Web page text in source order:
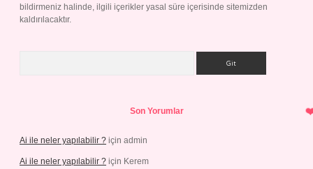
bildirmeniz halinde, ilgili içerikler yasal süre içerisinde sitemizden
kaldırılacaktır.
Son Yorumlar
Ai ile neler yapılabilir ? için admin
Ai ile neler yapılabilir ? için Kerem